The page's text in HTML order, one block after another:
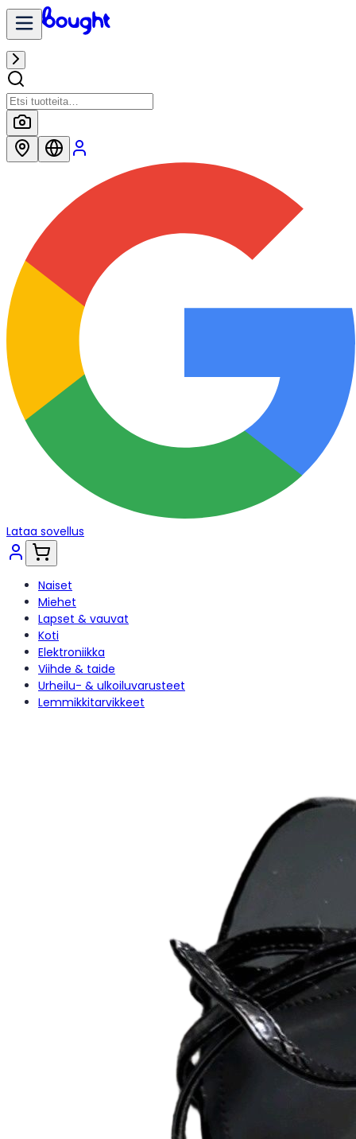
Lataa sovellus
Naiset
Miehet
Lapset & vauvat
Koti
Elektroniikka
Viihde & taide
Urheilu- & ulkoiluvarusteet
Lemmikkitarvikkeet